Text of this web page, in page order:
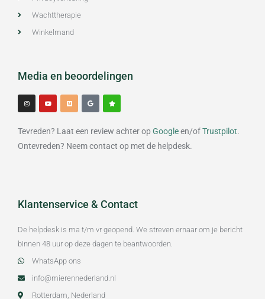
Wachttherapie
Winkelmand
Media en beoordelingen
I
n
s
t
r
m
Y
o
t
e
M
e
d
i
G
o
o
g
S
t
a
r
Tevreden? Laat een review achter op Googleen/ofTrustpilot.
Ontevreden? Neem contact op met de helpdesk.
Klantenservice & Contact
De helpdesk is ma t/m vr geopend. We streven ernaar om je bericht
binnen 48 uur op deze dagen te beantwoorden.
WhatsApp ons
info@mierennederland.nl
Rotterdam, Nederland